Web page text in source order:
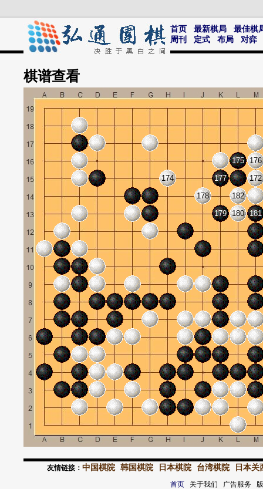
首页 最新棋局
最佳棋
周刊
定式 布局 对弈
棋谱查看
172
174
175 176
177
178
179 180 181
182
友情链接： 中国棋院 韩国棋院 日本棋院 台湾棋院 日本关
首页关于我们 广告服务